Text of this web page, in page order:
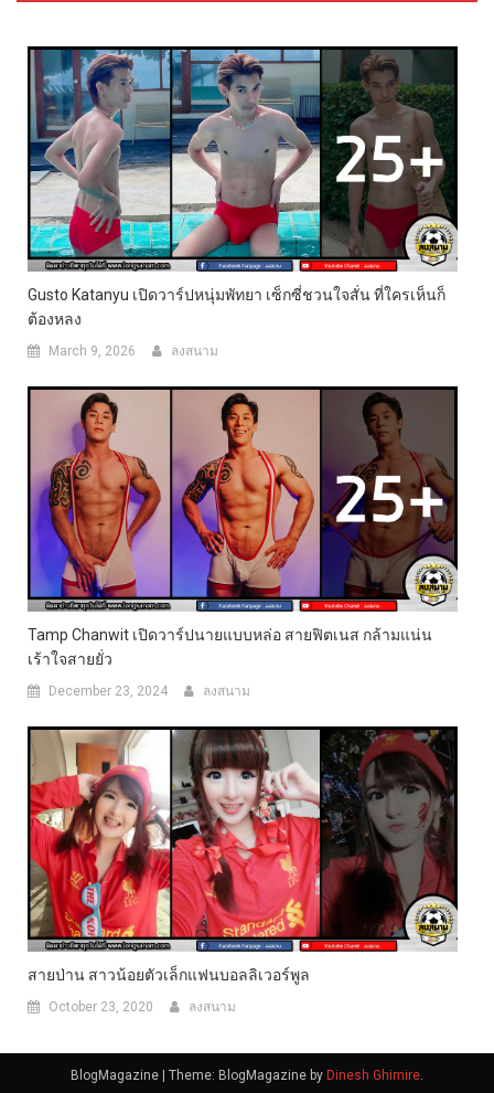
Gusto Katanyu เปิดวาร์ปหนุ่มพัทยา เซ็กซี่ชวนใจสั่น ที่ใครเห็นก็
ต้องหลง
March 9, 2026 ลงสนาม
Tamp Chanwit เปิดวาร์ปนายแบบหล่อ สายฟิตเนส กล้ามแน่น
เร้าใจสายยั่ว
December 23, 2024 ลงสนาม
สายป่าน สาวน้อยตัวเล็กแฟนบอลลิเวอร์พูล
October 23, 2020 ลงสนาม
BlogMagazine | Theme: BlogMagazine by Dinesh Ghimire